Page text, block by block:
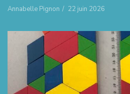
Annabelle Pignon / 22 juin 2026